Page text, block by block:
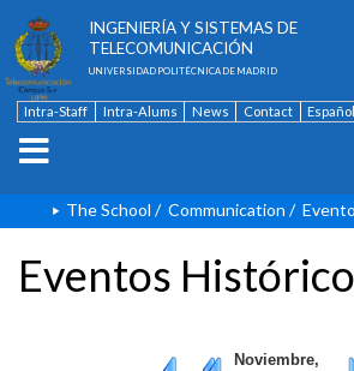
INGENIERÍA Y SISTEMAS DE
TELECOMUNICACIÓN
UNIVERSIDAD POLITÉCNICA DE MADRID
Intra-Staff Intra-Alums News Contact Español
The School / Communication /
Eventos
Noviembre,